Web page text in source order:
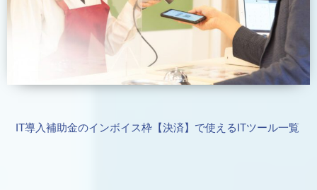
IT導入補助金のインボイス枠【決済】で使えるITツール一覧